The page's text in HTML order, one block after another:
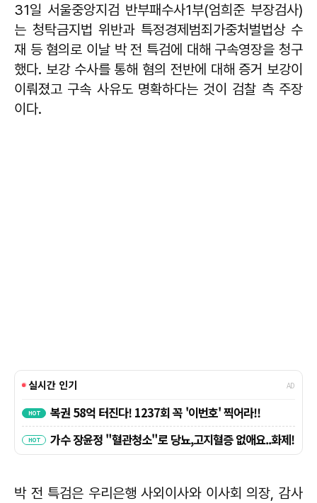
31일 서울중앙지검 반부패수사1부(엄희준 부장검사)
는 청탁금지법 위반과 특정경제범죄가중처벌법상 수
재 등 혐의로 이날 박 전 특검에 대해 구속영장을 청구
했다. 보강 수사를 통해 혐의 전반에 대해 증거 보강이
이뤄졌고 구속 사유도 명확하다는 것이 검찰 측 주장
이다.
박 전 특검은 우리은행 사외이사와 이사회 의장, 감사